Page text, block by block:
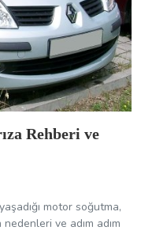
motor soğutma,
ve adım adım